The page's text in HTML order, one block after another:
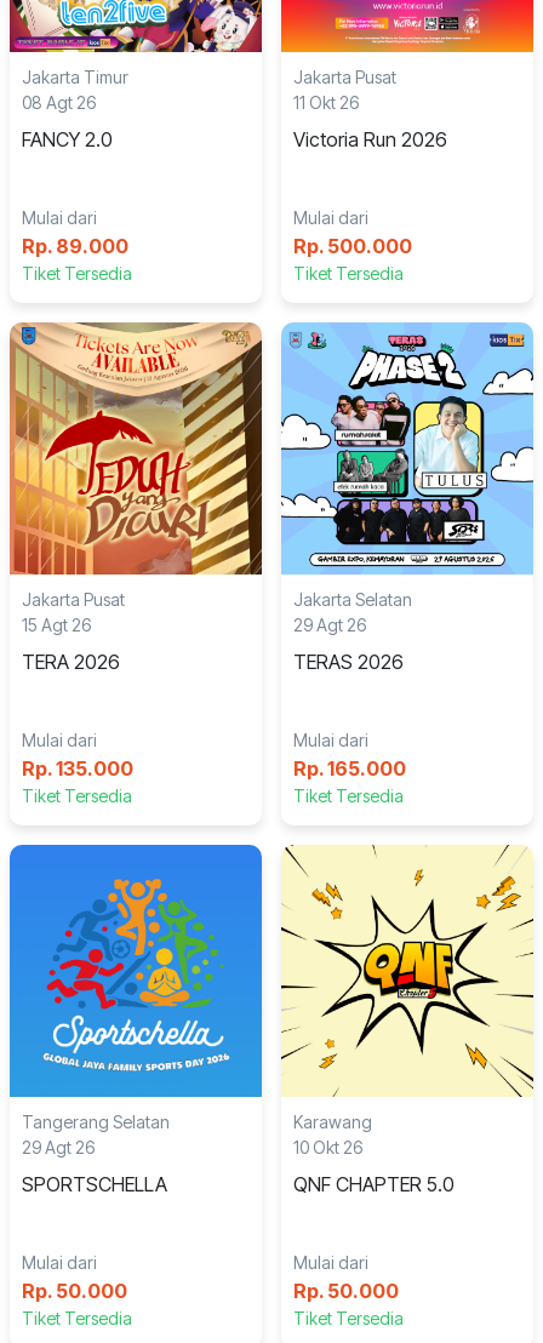
Jakarta Timur
08 Agt 26
FANCY 2.0
Mulai dari
Rp. 89.000
Tiket Tersedia
Jakarta Pusat
11 Okt 26
Victoria Run 2026
Mulai dari
Rp. 500.000
Tiket Tersedia
Jakarta Pusat
15 Agt 26
TERA 2026
Mulai dari
Rp. 135.000
Tiket Tersedia
Jakarta Selatan
29 Agt 26
TERAS 2026
Mulai dari
Rp. 165.000
Tiket Tersedia
Tangerang Selatan
29 Agt 26
SPORTSCHELLA
Mulai dari
Rp. 50.000
Tiket Tersedia
Karawang
10 Okt 26
QNF CHAPTER 5.0
Mulai dari
Rp. 50.000
Tiket Tersedia